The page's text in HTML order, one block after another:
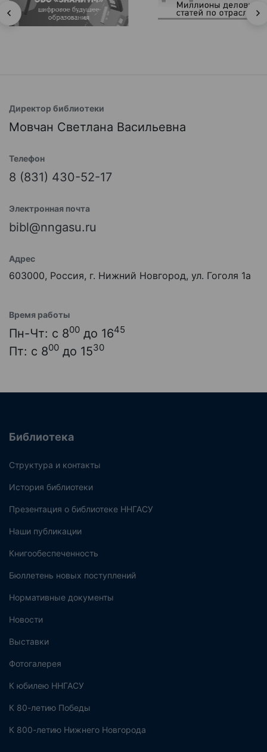
Директор библиотеки
Мовчан Светлана Васильевна
Телефон
8 (831) 430-52-17
Электронная почта
bibl@nngasu.ru
Адрес
603000, Россия, г. Нижний Новгород, ул. Гоголя 1а
Время работы
Пн-Чт: с 800 до 1645
Пт: с 800 до 1530
Библиотека
Структура и контакты
История библиотеки
Презентация о библиотеке ННГАСУ
Наши публикации
Книгообеспеченность
Бюллетень новых поступлений
Нормативные документы
Новости
Выставки
Фотогалерея
К юбилею ННГАСУ
К 80-летию Победы
К 800-летию Нижнего Новгорода